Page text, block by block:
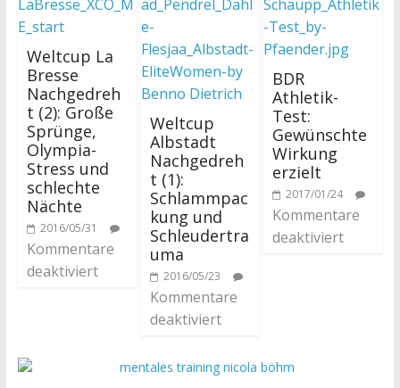
Weltcup La
Bresse
Nachgedreh
t (2): Große
Sprünge,
Olympia-
Stress und
schlechte
Nächte
2016/05/31
Kommentare
deaktiviert
Weltcup
Albstadt
Nachgedreh
t (1):
Schlammpac
kung und
Schleudertra
uma
2016/05/23
Kommentare
deaktiviert
BDR
Athletik-
Test:
Gewünschte
Wirkung
erzielt
2017/01/24
Kommentare
deaktiviert